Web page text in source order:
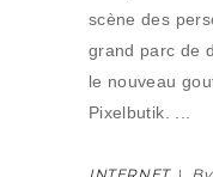
scène des
grand parc de
le nouveau
Pixelbutik.